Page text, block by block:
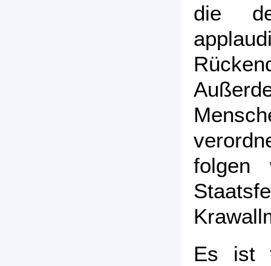
die
folgen
Es ist